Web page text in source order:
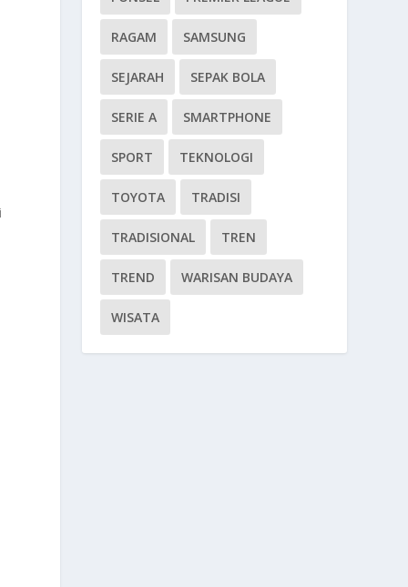
RAGAM SAMSUNG
SEJARAH SEPAK BOLA
SERIE A SMARTPHONE
SPORT TEKNOLOGI
TOYOTA TRADISI
TRADISIONAL TREN
TREND WARISAN BUDAYA
WISATA